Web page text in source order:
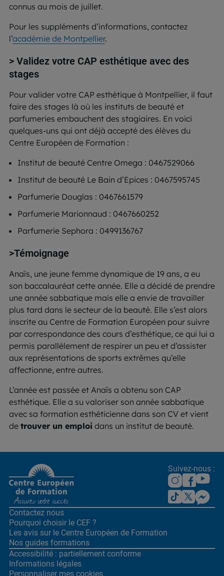
connus au mois de juillet.
Pour les suppléments d’informations, contactez
l’académie de Montpellier.
> Validez votre CAP esthétique avec des
stages
Pour valider votre CAP esthétique à Montpellier, il faut
faire des stages là où les instituts de beauté et
parfumeries embauchent des stagiaires. En voici
quelques-uns qui ont déjà accepté des élèves du
Centre Européen de Formation :
Institut de beauté Centre Omega : 0467529066
Institut de beauté Le Bain d’Epices : 0467595745
Parfumerie Douglas : 0467661579
Parfumerie Marionnaud : 0467660252
Parfumerie Sephora : 0499136767
>Témoignage
Anaïs, une jeune femme dynamique de 19 ans, a eu
son baccalauréat cette année. Elle a décidé de prendre
une année sabbatique mais elle a envie de travailler
plus tard dans le secteur de la beauté. Elle s’est alors
inscrite au Centre de Formation Européen pour suivre
par correspondance des cours d’esthétique, ce qui lui a
permis parallèlement de respirer un peu et d’assister
aux représentations de sports extrêmes qu’elle
affectionne, entre autres.
L’année est passée et Anaïs a obtenu son CAP
esthétique. Elle a su valoriser son année sabbatique
avec sa formation esthéticienne dans son CV et vient
de trouver un emploi dans un institut de beauté.
Suivez-nous :
Contactez nous
Pourquoi choisir le CEF ?
Les avis sur le Centre Européen de Formation
Nos guides formations
Accessibilité : partiellement conforme
Informations légales
Personnaliser mes cookies